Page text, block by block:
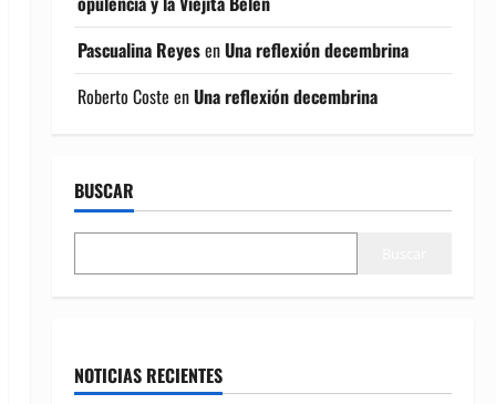
Pascualina ReyesenUna reflexión decembrina
Roberto Coste enUna reflexión decembrina
BUSCAR
NOTICIAS RECIENTES